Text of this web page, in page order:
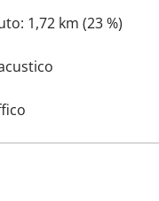
1,72 km (23 %)